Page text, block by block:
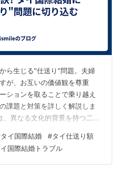
ら生じる"仕送り"問題。夫婦
が、お互いの価値観を尊重
ションを取ることで乗り越え
課題と対策を詳しく解説しま
異なる文化的背景を持つ二人
から、様々な課題にも直面す
、日本人男性とタイ人女性の
な課題の一つである「仕送
タイ国際結婚 #タイ仕送り額
イ国際結婚トラブル